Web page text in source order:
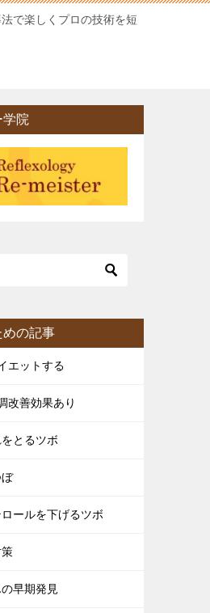
で楽しくプロの技術を短
学院
めの記事
エットする
改善効果あり
とるツボ
ールを下げるツボ
早期発見